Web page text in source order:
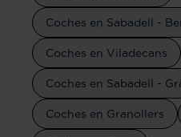
Coches en Sabadell -
Coches en Viladecans
Coches en Sabadell -
Coches en Granollers